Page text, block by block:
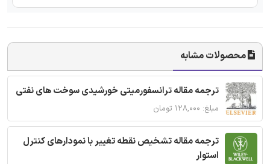
محصولات مشابه
ترجمه مقاله ترانسفورمیتی خورشیدی سوخت های نفتی
مبلغ: ۱۲۸,۰۰۰ تومان
ترجمه مقاله تشخیص نقطه تغییر با نمودارهای کنترل
استوار